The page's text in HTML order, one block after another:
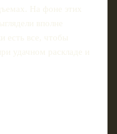
На фоне этих
вполне
есть все, чтобы
удачном раскладе и